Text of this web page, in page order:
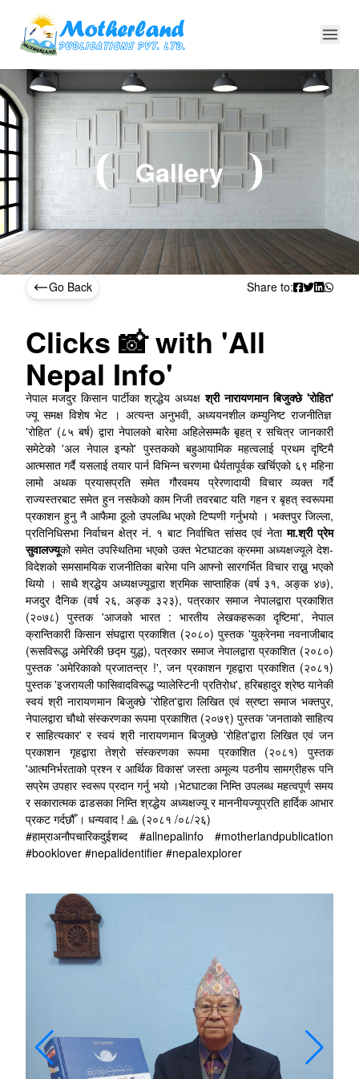
Gallery
Go Back Share to:
Clicks 📸 with 'All
Nepal Info'
नेपाल मजदुर किसान पार्टीका श्रद्धेय अध्यक्षश्री नारायणमान बिजुक्छे 'रोहित'
ज्यू समक्ष विशेष भेट । अत्यन्त अनुभवी, अध्ययनशील कम्युनिष्ट राजनीतिज्ञ
'रोहित' (८५ बर्ष) द्वारा नेपालको बारेमा अहिलेसम्मकै बृहत् र सचित्र जानकारी
समेटेको 'अल नेपाल इन्फो' पुस्तकको बहुआयामिक महत्वलाई प्रथम दृष्टिमै
आत्मसात गर्दै यसलाई तयार पार्न विभिन्न चरणमा धैर्यतापूर्वक खर्चिएको ६९ महिना
लामो अथक प्रयासप्रति समेत गौरवमय प्रेरणादायी विचार व्यक्त गर्दै
राज्यस्तरबाट समेत हुन नसकेको काम निजी तवरबाट यति गहन र बृहत् स्वरूपमा
प्रकाशन हुनु नै आफैमा ठूलो उपलब्धि भएको टिप्पणी गर्नुभयो । भक्तपुर जिल्ला,
प्रतिनिधिसभा निर्वाचन क्षेत्र नं. १ बाट निर्वाचित सांसद एवं नेतामा.श्री प्रेम
सुवालज्यूको समेत उपस्थितिमा भएको उक्त भेटघाटका क्रममा अध्यक्षज्यूले देश-
विदेशको समसामयिक राजनीतिका बारेमा पनि आफ्नो सारगर्भित विचार राख्नु भएको
थियो । साथै श्रद्धेय अध्यक्षज्यूद्वारा श्रमिक साप्ताहिक (वर्ष ३१, अङ्क ४७),
मजदुर दैनिक (वर्ष २६, अङ्क ३२३), पत्रकार समाज नेपालद्वारा प्रकाशित
(२०७८) पुस्तक 'आजको भारत : भारतीय लेखकहरूका दृष्टिमा', नेपाल
क्रान्तिकारी किसान संघद्वारा प्रकाशित (२०८०) पुस्तक 'युक्रेनमा नवनाजीबाद
(रूसविरूद्ध अमेरिकी छद्म युद्ध), पत्रकार समाज नेपालद्वारा प्रकाशित (२०८०)
पुस्तक 'अमेरिकाको प्रजातन्त्र !', जन प्रकाशन गृहद्वारा प्रकाशित (२०८१)
पुस्तक 'इजरायली फासिवादविरूद्ध प्यालेस्टिनी प्रतिरोध', हरिबहादुर श्रेष्ठ यानेकी
स्वयं श्री नारायणमान बिजुक्छे 'रोहित'द्वारा लिखित एवं स्रष्टा समाज भक्तपुर,
नेपालद्वारा चौथो संस्करणका रूपमा प्रकाशित (२०७९) पुस्तक 'जनताको साहित्य
र साहित्यकार' र स्वयं श्री नारायणमान बिजुक्छे 'रोहित'द्वारा लिखित एवं जन
प्रकाशन गृहद्वारा तेश्रो संस्करणका रूपमा प्रकाशित (२०८१) पुस्तक
'आत्मनिर्भरताको प्रश्न र आर्थिक विकास' जस्ता अमूल्य पठनीय सामग्रीहरू पनि
सप्रेम उपहार स्वरूप प्रदान गर्नु भयो ।भेटघाटका निम्ति उपलब्ध महत्वपूर्ण समय
र सकारात्मक ढाडसका निम्ति श्रद्धेय अध्यक्षज्यू र माननीयज्यूप्रति हार्दिक आभार
प्रकट गर्दछौँ । धन्यवाद ! 🙏 (२०८१ /०८/२६)
#हाम्राअनौपचारिकदुईशब्द #allnepalinfo #motherlandpublication
#booklover #nepalidentifier #nepalexplorer